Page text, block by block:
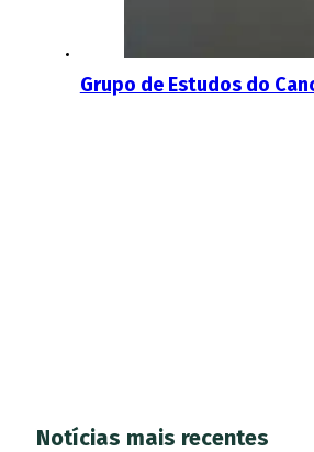
Grupo de Estudos do
Notícias mais recentes